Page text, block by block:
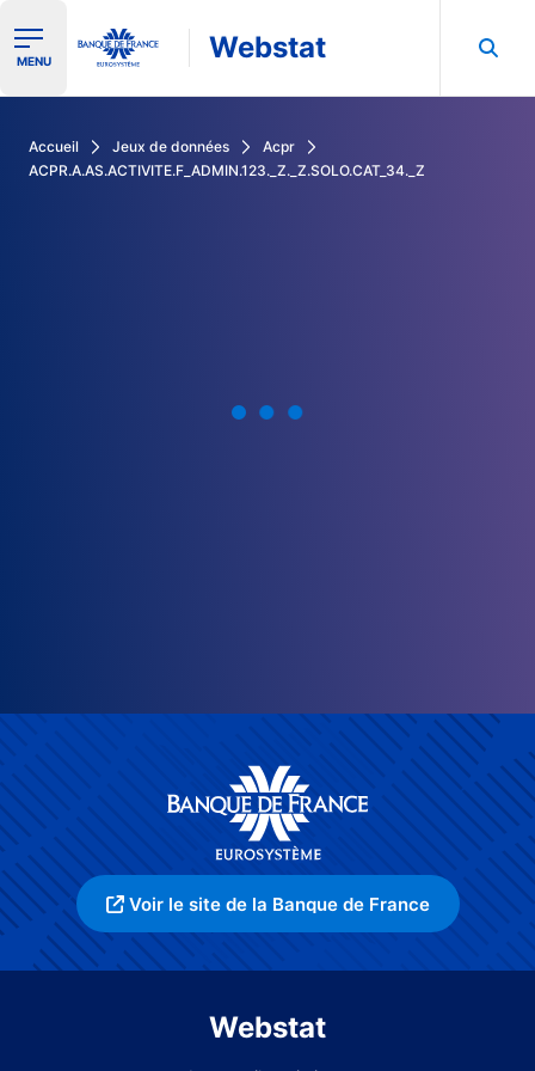
Ouvrir le menu de navigation
MENU Webstat
Accueil Jeux de données
Acpr
ACPR.A.AS.ACTIVITE.F_ADMIN.123._Z._Z.SOLO.CAT_34._Z
Voir le site de la Banque de France
Webstat